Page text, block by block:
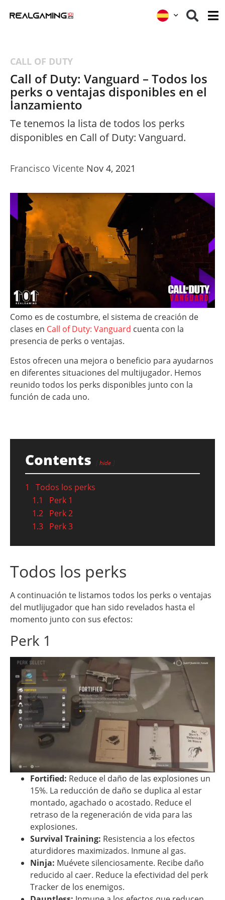
CALL OF DUTY
Call of Duty: Vanguard – Todos los
perks o ventajas disponibles en el
lanzamiento
Te tenemos la lista de todos los perks
disponibles en Call of Duty: Vanguard.
Francisco Vicente Nov 4, 2021
Como es de costumbre, el sistema de creación de
clases en Call of Duty: Vanguard cuenta con la
presencia de perks o ventajas.
Estos ofrecen una mejora o beneficio para ayudarnos
en diferentes situaciones del multijugador. Hemos
reunido todos los perks disponibles junto con la
función de cada uno.
Contents hide
1
Todos los perks
1.1
Perk 1
1.2 Perk 2
1.3 Perk 3
Todos los perks
A continuación te listamos todos los perks o ventajas
del mutlijugador que han sido revelados hasta el
momento junto con sus efectos:
Perk 1
Fortified: Reduce el daño de las explosiones un
15%. La reducción de daño se duplica al estar
montado, agachado o acostado. Reduce el
retraso de la regeneración de vida para las
explosiones.
Survival Training: Resistencia a los efectos
aturdidores maximizados. Inmune al gas.
Ninja: Muévete silenciosamente. Recibe daño
reducido al caer. Reduce la efectividad del perk
Tracker de los enemigos.